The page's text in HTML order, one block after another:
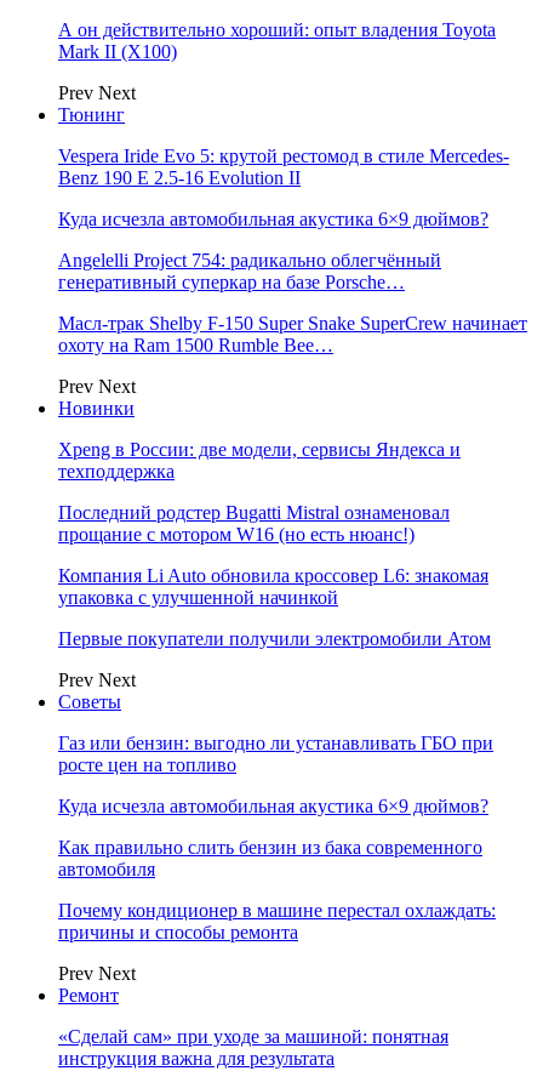
А он действительно хороший: опыт владения Toyota
Mark II (Х100)
Prev Next
Тюнинг
Vespera Iride Evo 5: крутой рестомод в стиле Mercedes-
Benz 190 E 2.5-16 Evolution II
Куда исчезла автомобильная акустика 6×9 дюймов?
Angelelli Project 754: радикально облегчённый
генеративный суперкар на базе Porsche…
Масл-трак Shelby F-150 Super Snake SuperCrew начинает
охоту на Ram 1500 Rumble Bee…
Prev Next
Новинки
Xpeng в России: две модели, сервисы Яндекса и
техподдержка
Последний родстер Bugatti Mistral ознаменовал
прощание с мотором W16 (но есть нюанс!)
Компания Li Auto обновила кроссовер L6: знакомая
упаковка с улучшенной начинкой
Первые покупатели получили электромобили Атом
Prev Next
Советы
Газ или бензин: выгодно ли устанавливать ГБО при
росте цен на топливо
Куда исчезла автомобильная акустика 6×9 дюймов?
Как правильно слить бензин из бака современного
автомобиля
Почему кондиционер в машине перестал охлаждать:
причины и способы ремонта
Prev Next
Ремонт
«Сделай сам» при уходе за машиной: понятная
инструкция важна для результата